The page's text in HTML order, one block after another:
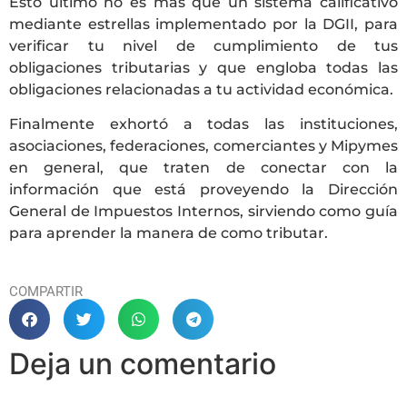
mediante estrellas implementado por la DGII, para
verificar tu nivel de cumplimiento de tus
obligaciones tributarias y que engloba todas las
obligaciones relacionadas a tu actividad económica.
Finalmente exhortó a todas las instituciones,
asociaciones, federaciones, comerciantes y Mipymes
en general, que traten de conectar con la
información que está proveyendo la Dirección
General de Impuestos Internos, sirviendo como guía
para aprender la manera de como tributar.
COMPARTIR
Deja un comentario